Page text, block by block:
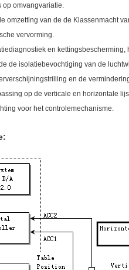
op omvangvariatie.
omzetting van de de Klassenmacht
vervorming.
en
de isolatiebevochtiging van de
en de
op de verticale en horizontale
voor het controlemechanisme.